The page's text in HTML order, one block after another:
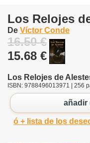
Los Relojes
De Víctor Conde
16.50 €
15.68 €
Los Relojes de
ISBN: 9788496013971 | 256
añadir
ó + lista de los